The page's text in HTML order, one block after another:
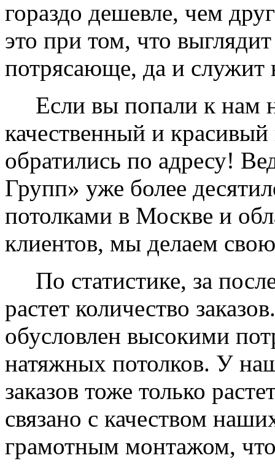
гораздо дешевле, чем
это при том, что
потрясающе, да и служит
Если вы попали к нам
качественный и
обратились по адресу!
Групп» уже более
потолками в Москве и
клиентов, мы делаем
По статистике, за
растет количество
обусловлен высокими
натяжных потолков. У
заказов тоже только
связано с качеством
грамотным монтажом,